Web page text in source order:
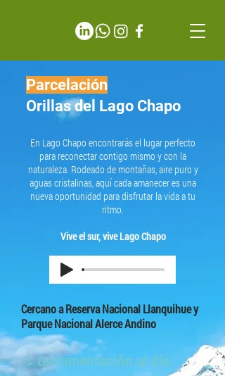
Parcelación
Orillas del Lago Chapo
En Lago Chapo encontrarás el lugar perfecto
para reconectar contigo mismo y con la
naturaleza. Rodeado de montañas, aire puro y
aguas cristalinas, aquí cada amanecer es una
nueva oportunidad para disfrutar la vida a tu
ritmo.
Vive el sur, vive Lago Chapo
Cercano a Reserva Nacional Llanquihue y
Parque Nacional Alerce Andino
📝Documentación al día